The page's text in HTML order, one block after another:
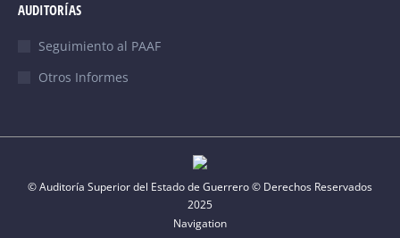
opens
in
window
opens
in
window
AUDITORÍAS
Seguimiento al PAAF
Otros Informes
© Auditoría Superior del Estado de Guerrero © Derechos Reservados
2025
Navigation